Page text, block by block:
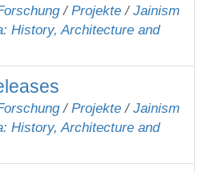
/ Projekte / Jainism
History, Architecture and
/ Projekte / Jainism
History, Architecture and